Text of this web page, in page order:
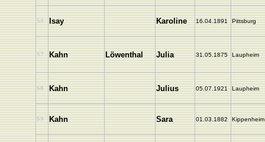
56 Isay Karoline 16.04.1891 Pittsburg
57 Kahn Löwenthal Julia 31.05.1875 Laupheim
58 Kahn Julius 05.07.1921 Laupheim
59 Kahn Sara 01.03.1882 Kippenheim